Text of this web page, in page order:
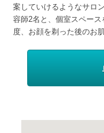
案していけるようなサロ
容師2名と、個室スペー
度、お顔を剃った後のお